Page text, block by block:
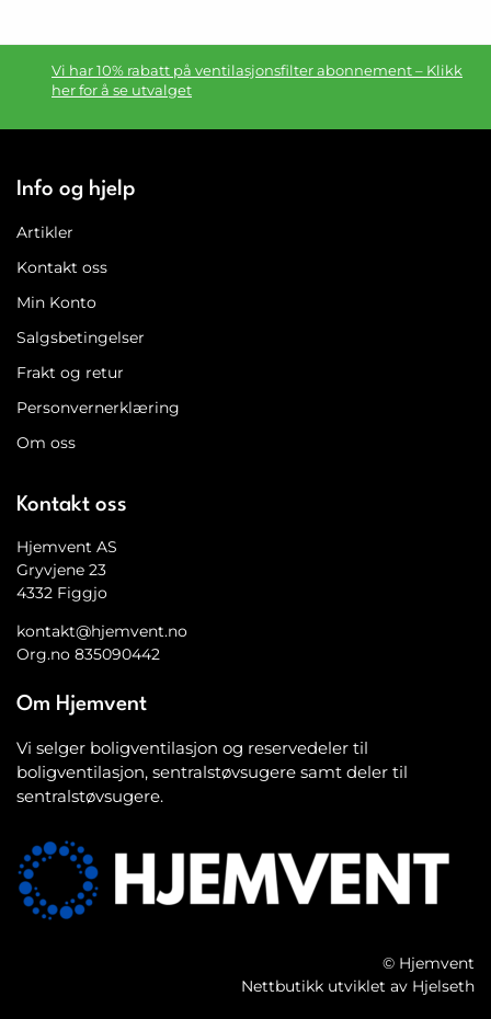
Vi har 10% rabatt på ventilasjonsfilter abonnement – Klikk
her for å se utvalget
Info og hjelp
Artikler
Kontakt oss
Min Konto
Salgsbetingelser
Frakt og retur
Personvernerklæring
Om oss
Kontakt oss
Hjemvent AS
Gryvjene 23
4332 Figgjo
kontakt@hjemvent.no
Org.no 835090442
Om Hjemvent
Vi selger boligventilasjon og reservedeler til
boligventilasjon, sentralstøvsugere samt deler til
sentralstøvsugere.
© Hjemvent
Nettbutikk utviklet av Hjelseth